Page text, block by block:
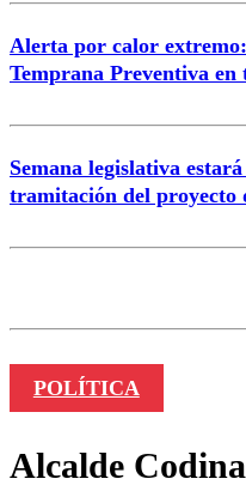
Alerta por calor
Temprana Preventiva en
Semana legislativa
tramitación del proyecto
POLÍTICA
Alcalde